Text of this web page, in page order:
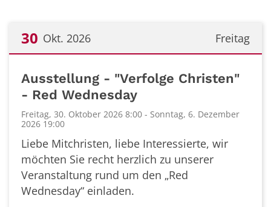
Freitag
30 Okt. 2026
Ausstellung - "Verfolge Christen"
- Red Wednesday
Freitag, 30. Oktober 2026 8:00 - Sonntag, 6. Dezember
2026 19:00
Liebe Mitchristen, liebe Interessierte, wir
möchten Sie recht herzlich zu unserer
Veranstaltung rund um den „Red
Wednesday“ einladen.